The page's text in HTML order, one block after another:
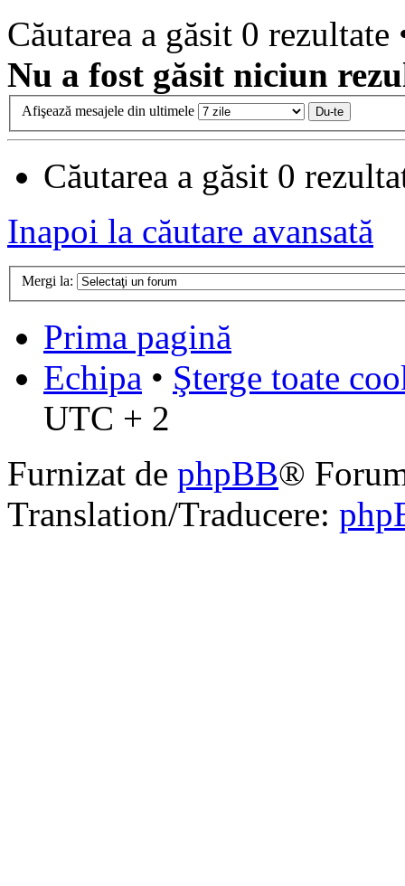
Căutarea a găsit 0 rezultate
Nu a fost găsit niciun
Afişează mesajele din ultimele
Căutarea a găsit 0
Inapoi la căutare avansată
Mergi la:
Prima pagină
Echipa • Şterge toate
UTC + 2
Furnizat de phpBB®
Translation/Traducere: